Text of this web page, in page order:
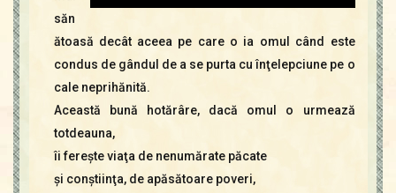
săn
ătoasă decât aceea pe care o ia omul când este
condus de gândul de a se purta cu înţelepciune pe o
cale neprihănită.
Această bună hotărâre, dacă omul o urmează
totdeauna,
îi fereşte viaţa de nenumărate păcate
şi conştiinţa, de apăsătoare poveri,